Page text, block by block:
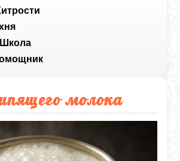
Школа
молока